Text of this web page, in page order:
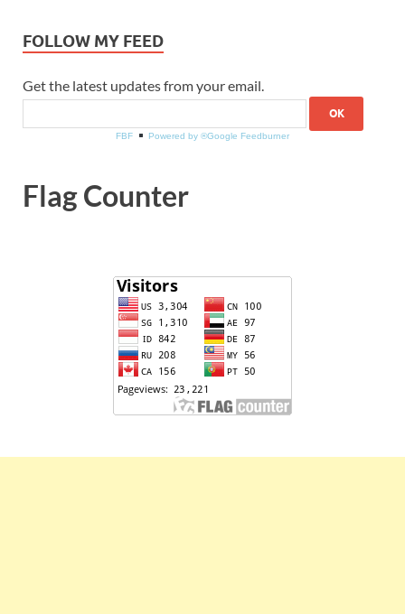
FOLLOW MY FEED
Get the latest updates from your email.
FBF Powered by ®Google Feedburner
Flag Counter